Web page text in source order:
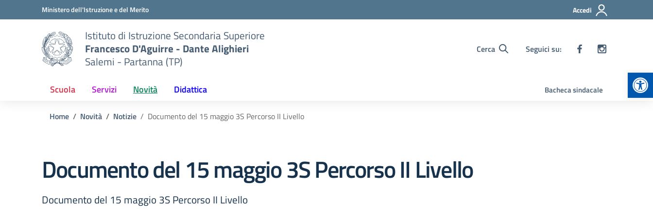
Vai ai contenuti
Vai al menu di navigazioneMinistero dell'Istruzione e del Merito Accedi
Istituto di Istruzione Secondaria Superiore
Francesco D'Aguirre - Dante Alighieri
Salemi - Partanna (TP)
Cerca Seguici su:
Scuola Servizi Novità Didattica Bacheca sindacale
Home Novità Notizie Documento del 15 maggio 3S Percorso II Livello
Documento del 15 maggio 3S Percorso II Livello
Documento del 15 maggio 3S Percorso II Livello